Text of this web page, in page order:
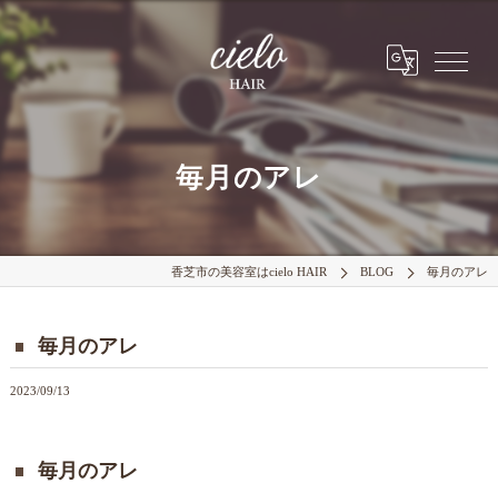
毎月のアレ
香芝市の美容室はcielo HAIR BLOG 毎月のアレ
毎月のアレ
2023/09/13
毎月のアレ